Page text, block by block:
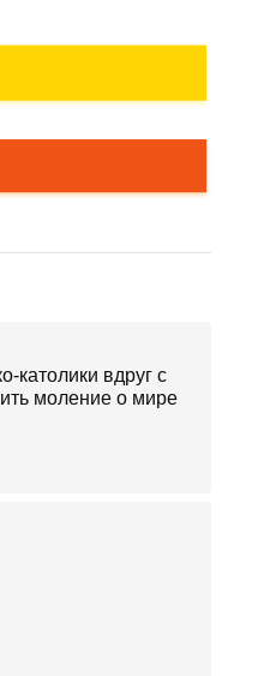
католики вдруг с
моление о мире